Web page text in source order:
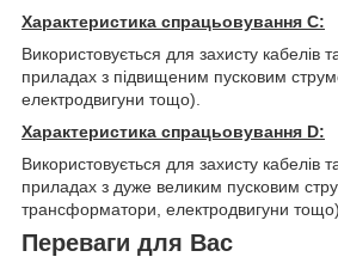
Характеристика спрацьовування C:
Використовується для захисту кабелів
приладах з підвищеним пусковим
електродвигуни тощо).
Характеристика спрацьовування D:
Використовується для захисту кабелів
приладах з дуже великим пусковим
трансформатори, електродвигуни
Переваги для Вас